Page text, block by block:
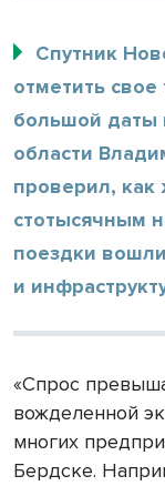
Спутник
отметить
большой даты
области
проверил, как
стотысячным
поездки
и
«Спрос
вожделенной
многих
Бердске.